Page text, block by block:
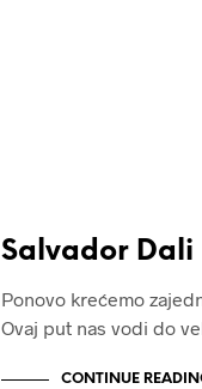
Salvador Dali
Ponovo krećemo
Ovaj put nas vodi do
CONTINUE